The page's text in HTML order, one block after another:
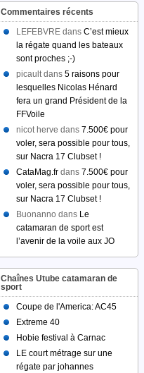
Commentaires récents
LEFEBVRE dans C’est mieux
la régate quand les bateaux
sont proches ;-)
picault dans 5 raisons pour
lesquelles Nicolas Hénard
fera un grand Président de la
FFVoile
nicot herve dans 7.500€ pour
voler, sera possible pour tous,
sur Nacra 17 Clubset !
CataMag.fr dans 7.500€ pour
voler, sera possible pour tous,
sur Nacra 17 Clubset !
Buonanno dans Le
catamaran de sport est
l’avenir de la voile aux JO
Chaînes Utube catamaran de
sport
Coupe de l'America: AC45
Extreme 40
Hobie festival à Carnac
LE court métrage sur une
régate par johannes